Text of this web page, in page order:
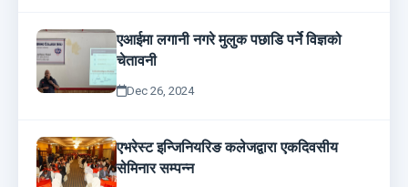
एआईमा लगानी नगरे मुलुक पछाडि पर्ने विज्ञको
चेतावनी
Dec 26, 2024
एभरेस्ट इन्जिनियरिङ कलेजद्वारा एकदिवसीय
सेमिनार सम्पन्न